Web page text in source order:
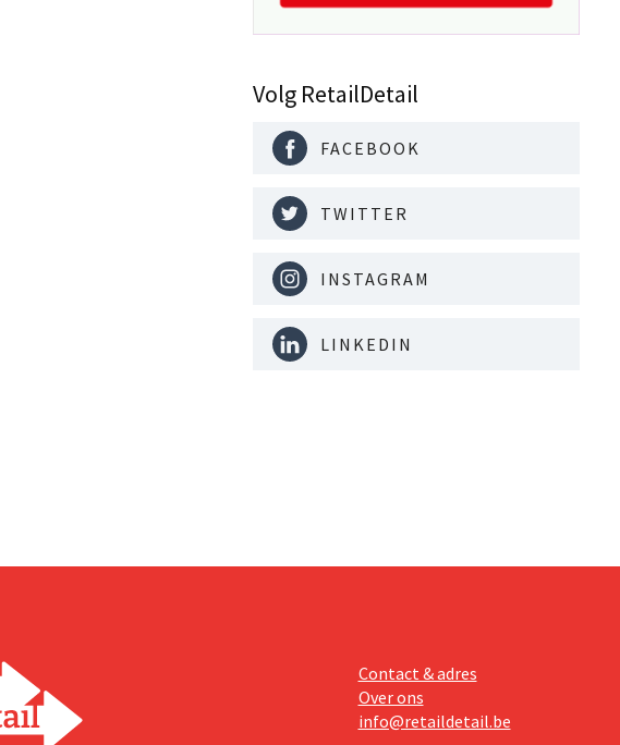
Volg RetailDetail
FACEBOOK
TWITTER
INSTAGRAM
LINKEDIN
Contact & adres
Over ons
info@retaildetail.be